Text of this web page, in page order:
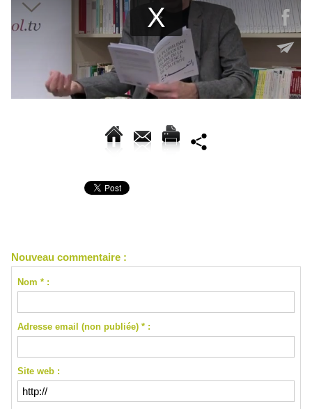
Nouveau commentaire :
Nom * :
Adresse email (non publiée) * :
Site web :